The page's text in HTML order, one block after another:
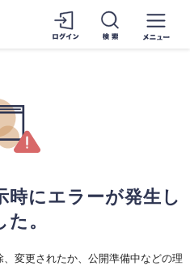
時にエラーが発生し
た。
変更されたか、公開準備中などの理